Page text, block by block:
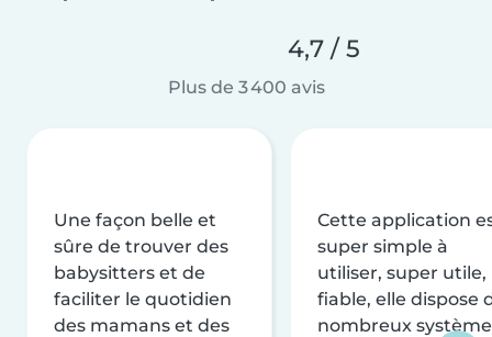
4,7 / 5
Plus de 3 400 avis
Une façon belle et
sûre de trouver des
babysitters et de
faciliter le quotidien
des mamans et des
Cette application
super simple à
utiliser, super utile,
fiable, elle dispose
nombreux